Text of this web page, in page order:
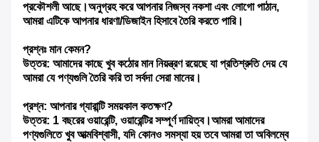
প্রকৌশলী আছে।অনুগ্রহ করে আপনার নিজস্ব নকশা এবং লোগো পাঠান,
আমরা এটিকে আপনার ধারণা/ডিজাইন হিসাবে তৈরি করতে পারি।
প্রশ্নঃ মান কেমন?
উত্তর: আমাদের কাছে খুব কঠোর মান নিয়ন্ত্রণ রয়েছে যা প্রতিশ্রুতি দেয় যে
আমরা যে পণ্যগুলি তৈরি করি তা সর্বদা সেরা মানের।
প্রশ্ন: আপনার গ্যারান্টি সময়কাল কতক্ষণ?
উত্তর: 1 বছরের ওয়ারেন্টি, ওয়ারেন্টির সম্পূর্ণ দায়িত্ব।আমরা আমাদের
পণ্যগুলিতে খুব আত্মবিশ্বাসী, যদি কোনও সমস্যা হয় তবে আমরা তা অবিলম্বে